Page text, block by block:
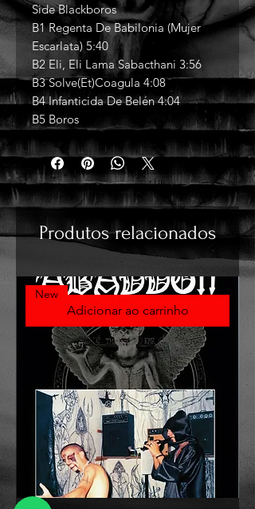
Side Blackboros
B1 Regenta De Babilonia (Mujer
Escarlata) 5:40
B2 Eli, Eli Lama Sabacthani 3:56
B3 Solve(Et)Coagula 4:08
B4 Infanticida De Belén 4:04
B5 Boros
Produtos relacionados
Adicionar ao carrinho
New